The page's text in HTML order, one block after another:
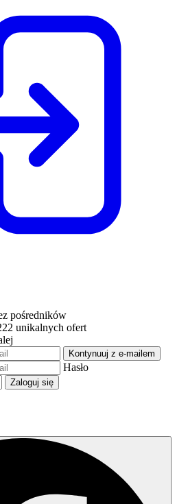
pośredników
unikalnych ofert
Kontynuuj z e-mailem
Hasło
Zaloguj się